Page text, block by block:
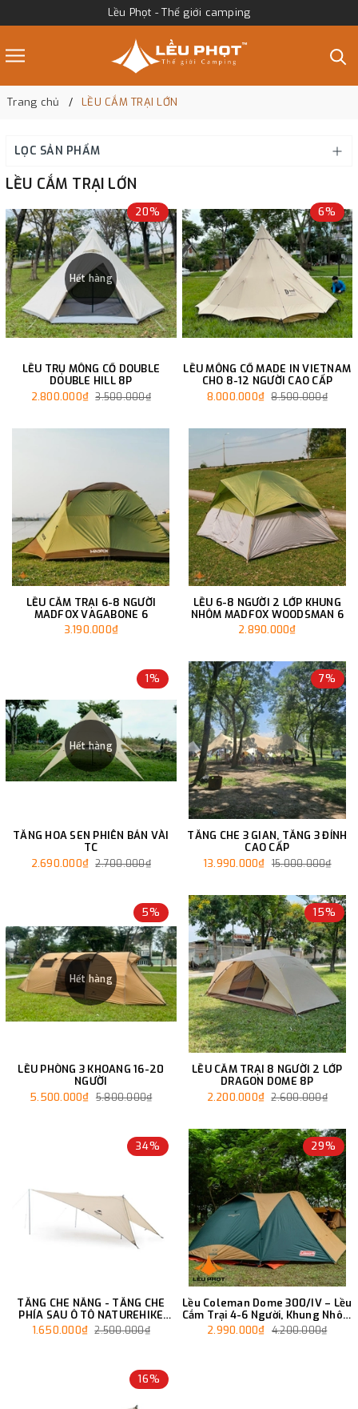
Lều Phọt - Thế giới camping
Trang chủ LỀU CẮM TRẠI LỚN
LỌC SẢN PHẨM
LỀU CẮM TRẠI LỚN
Hết hàng
20%
LỀU TRỤ MÔNG CỔ DOUBLE
DOUBLE HILL 8P
2.800.000₫ 3.500.000₫
6%
LỀU MÔNG CỔ MADE IN VIETNAM
CHO 8-12 NGƯỜI CAO CẤP
8.000.000₫ 8.500.000₫
LỀU CẮM TRẠI 6-8 NGƯỜI
MADFOX VAGABONE 6
3.190.000₫
LỀU 6-8 NGƯỜI 2 LỚP KHUNG
NHÔM MADFOX WOODSMAN 6
2.890.000₫
Hết hàng
1%
TĂNG HOA SEN PHIÊN BẢN VÀI
TC
2.690.000₫ 2.700.000₫
7%
TĂNG CHE 3 GIAN, TĂNG 3 ĐỈNH
CAO CẤP
13.990.000₫ 15.000.000₫
Hết hàng
5%
LỀU PHÒNG 3 KHOANG 16-20
NGƯỜI
5.500.000₫ 5.800.000₫
15%
LỀU CẮM TRẠI 8 NGƯỜI 2 LỚP
DRAGON DOME 8P
2.200.000₫ 2.600.000₫
34%
TĂNG CHE NẮNG - TĂNG CHE
PHÍA SAU Ô TÔ NATUREHIKE
NH21TM001
1.650.000₫ 2.500.000₫
29%
Lều Coleman Dome 300/IV – Lều
Cắm Trại 4-6 Người, Khung Nhôm
Cao Cấp
2.990.000₫ 4.200.000₫
16%